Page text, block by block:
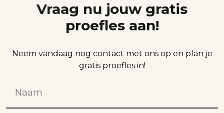
Vraag nu jouw gratis
proefles aan!
Neem vandaag nog contact met ons op en plan je
gratis proefles in!